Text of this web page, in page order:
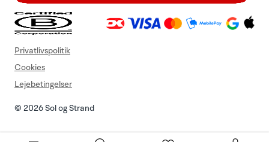
© 2026 Sol og Strand
Privatlivspolitik
Cookies
Lejebetingelser